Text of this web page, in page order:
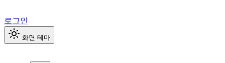
로그인
화면 테마